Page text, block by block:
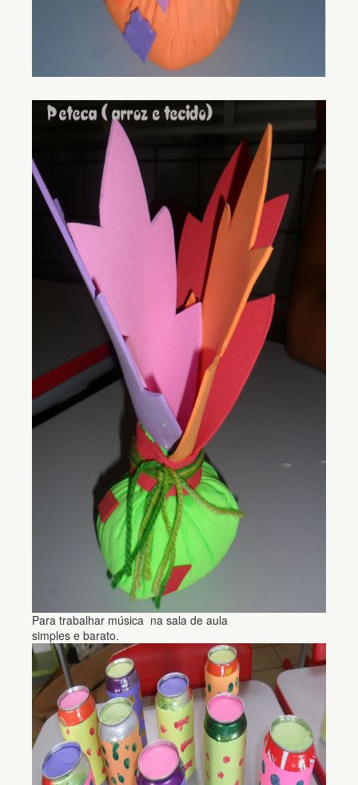
Para trabalhar música na sala de aula
simples e barato.